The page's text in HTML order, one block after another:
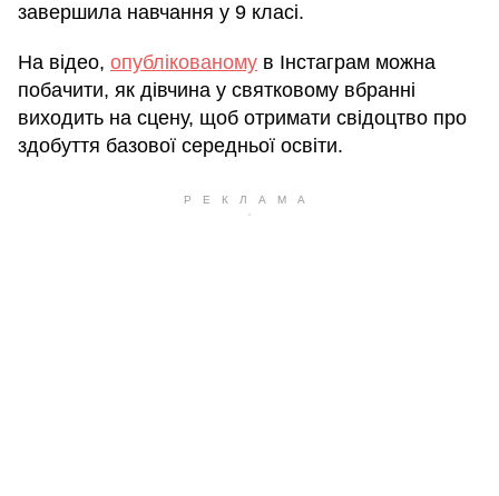
завершила навчання у 9 класі.
На відео, опублікованому в Інстаграм можна
побачити, як дівчина у святковому вбранні
виходить на сцену, щоб отримати свідоцтво про
здобуття базової середньої освіти.